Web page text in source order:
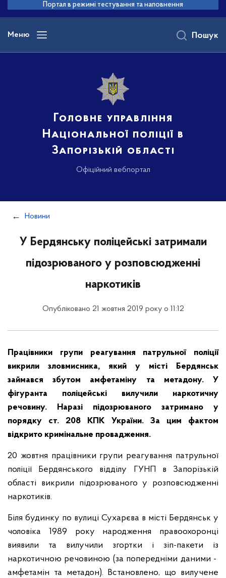
основного
вмісту
Портал в режимі тестування та наповнення
Меню
Головне управління
Національної поліції в
Запорізькій області
Офіційний вебпортал
Пошук
Новини
У Бердянську поліцейські затримали
підозрюваного у розповсюдженні
наркотиків
Опубліковано 21 жовтня 2019 року о 11:12
Працівники групи реагування патрульної поліції
викрили зловмисника, який у місті Бердянськ
займався збутом амфетаміну та метадону. У
фігуранта поліцейські вилучили наркотичну
речовину. Наразі підозрюваного затримано у
порядку ст. 208 КПК України. За цим фактом
відкрито кримінальне провадження.
20 жовтня працівники групи реагування патрульної
поліції Бердянського відділу ГУНП в Запорізькій
області викрили підозрюваного у розповсюдженні
наркотиків.
Біля будинку по вулиці Сухарєва в місті Бердянськ у
чоловіка 1989 року народження правоохоронці
виявили та вилучили згортки і зіп-пакети із
наркотичною речовиною (за попередніми даними -
амфетамін та метадон). Встановлено, що вилучене